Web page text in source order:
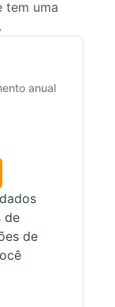
tem uma
anual
de
de